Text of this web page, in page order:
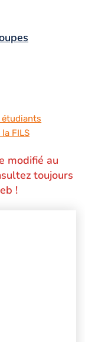
étudiants
FILS
modifié au
toujours
!